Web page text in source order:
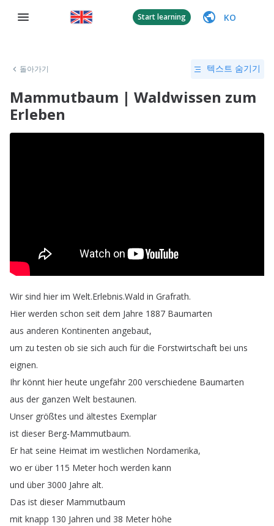
Start learning KO
돌아가기 텍스트 숨기기
Mammutbaum | Waldwissen zum
Erleben
Wir sind hier im Welt.Erlebnis.Wald in Grafrath.
Hier werden schon seit dem Jahre 1887 Baumarten
aus anderen Kontinenten angebaut,
um zu testen ob sie sich auch für die Forstwirtschaft bei uns
eignen.
Ihr könnt hier heute ungefähr 200 verschiedene Baumarten
aus der ganzen Welt bestaunen.
Unser größtes und ältestes Exemplar
ist dieser Berg-Mammutbaum.
Er hat seine Heimat im westlichen Nordamerika,
wo er über 115 Meter hoch werden kann
und über 3000 Jahre alt.
Das ist dieser Mammutbaum
mit knapp 130 Jahren und 38 Meter höhe